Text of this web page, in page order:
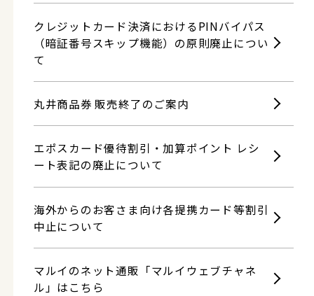
クレジットカード決済におけるPINバイパス
（暗証番号スキップ機能）の原則廃止につい
て
丸井商品券 販売終了のご案内
エポスカード優待割引・加算ポイント レシ
ート表記の廃止について
海外からのお客さま向け各提携カード等割引
中止について
マルイのネット通販「マルイウェブチャネ
ル」はこちら